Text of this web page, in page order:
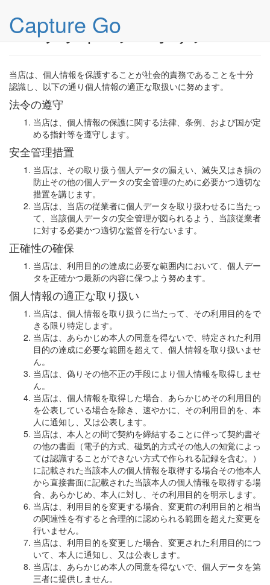
Capture Go
プライバシーポリシー
当店は、個人情報を保護することが社会的責務であることを十分
認識し、以下の通り個人情報の適正な取扱いに努めます。
法令の遵守
当店は、個人情報の保護に関する法律、条例、および国が定
める指針等を遵守します。
安全管理措置
当店は、その取り扱う個人データの漏えい、滅失又はき損の
防止その他の個人データの安全管理のために必要かつ適切な
措置を講じます。
当店は、当店の従業者に個人データを取り扱わせるに当たっ
て、当該個人データの安全管理が図られるよう、当該従業者
に対する必要かつ適切な監督を行ないます。
正確性の確保
当店は、利用目的の達成に必要な範囲内において、個人デー
タを正確かつ最新の内容に保つよう努めます。
個人情報の適正な取り扱い
当店は、個人情報を取り扱うに当たって、その利用目的をで
きる限り特定します。
当店は、あらかじめ本人の同意を得ないで、特定された利用
目的の達成に必要な範囲を超えて、個人情報を取り扱いませ
ん。
当店は、偽りその他不正の手段により個人情報を取得しませ
ん。
当店は、個人情報を取得した場合、あらかじめその利用目的
を公表している場合を除き、速やかに、その利用目的を、本
人に通知し、又は公表します。
当店は、本人との間で契約を締結することに伴って契約書そ
の他の書面（電子的方式、磁気的方式その他人の知覚によっ
ては認識することができない方式で作られる記録を含む。）
に記載された当該本人の個人情報を取得する場合その他本人
から直接書面に記載された当該本人の個人情報を取得する場
合、あらかじめ、本人に対し、その利用目的を明示します。
当店は、利用目的を変更する場合、変更前の利用目的と相当
の関連性を有すると合理的に認められる範囲を超えた変更を
行いません。
当店は、利用目的を変更した場合、変更された利用目的につ
いて、本人に通知し、又は公表します。
当店は、あらかじめ本人の同意を得ないで、個人データを第
三者に提供しません。